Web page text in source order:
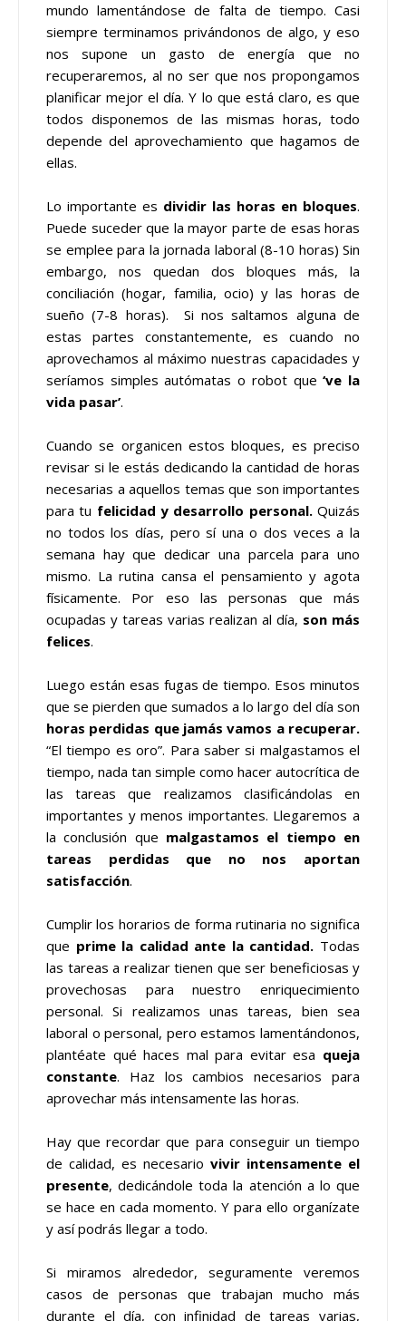
mundo lamentándose de falta de tiempo. Casi
siempre terminamos privándonos de algo, y eso
nos supone un gasto de energía que no
recuperaremos, al no ser que nos propongamos
planificar mejor el día. Y lo que está claro, es que
todos disponemos de las mismas horas, todo
depende del aprovechamiento que hagamos de
ellas.
Lo importante es dividir las horas en bloques.
Puede suceder que la mayor parte de esas horas
se emplee para la jornada laboral (8-10 horas) Sin
embargo, nos quedan dos bloques más, la
conciliación (hogar, familia, ocio) y las horas de
sueño (7-8 horas). Si nos saltamos alguna de
estas partes constantemente, es cuando no
aprovechamos al máximo nuestras capacidades y
seríamos simples autómatas o robot que ‘ve la
vida pasar’.
Cuando se organicen estos bloques, es preciso
revisar si le estás dedicando la cantidad de horas
necesarias a aquellos temas que son importantes
para tu felicidad y desarrollo personal.Quizás
no todos los días, pero sí una o dos veces a la
semana hay que dedicar una parcela para uno
mismo. La rutina cansa el pensamiento y agota
físicamente. Por eso las personas que más
ocupadas y tareas varias realizan al día, son más
felices.
Luego están esas fugas de tiempo. Esos minutos
que se pierden que sumados a lo largo del día son
horas perdidas que jamás vamos a recuperar.
“El tiempo es oro”. Para saber si malgastamos el
tiempo, nada tan simple como hacer autocrítica de
las tareas que realizamos clasificándolas en
importantes y menos importantes. Llegaremos a
la conclusión que malgastamos el tiempo en
tareas perdidas que no nos aportan
satisfacción.
Cumplir los horarios de forma rutinaria no significa
que prime la calidad ante la cantidad. Todas
las tareas a realizar tienen que ser beneficiosas y
provechosas para nuestro enriquecimiento
personal. Si realizamos unas tareas, bien sea
laboral o personal, pero estamos lamentándonos,
plantéate qué haces mal para evitar esa queja
constante. Haz los cambios necesarios para
aprovechar más intensamente las horas.
Hay que recordar que para conseguir un tiempo
de calidad, es necesario vivir intensamente el
presente, dedicándole toda la atención a lo que
se hace en cada momento. Y para ello organízate
y así podrás llegar a todo.
Si miramos alrededor, seguramente veremos
casos de personas que trabajan mucho más
durante el día, con infinidad de tareas varias,